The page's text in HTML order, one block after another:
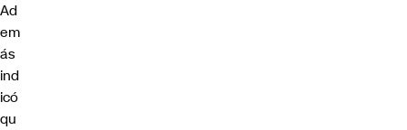
Ad
em
ás
ind
icó
qu